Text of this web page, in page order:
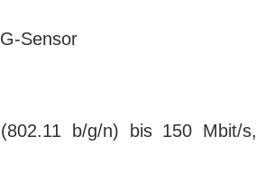
Sensor
b/g/n) bis 150 Mbit/s,